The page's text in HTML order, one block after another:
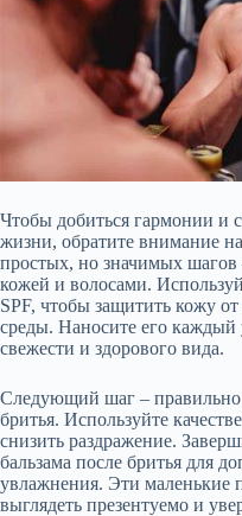
Чтобы добиться гармонии и
жизни, обратите внимание
простых, но значимых шагов
кожей и волосами.
SPF, чтобы защитить кожу
среды. Наносите его каждый
свежести и здорового вида.
Следующий шаг – правильно
бритья. Используйте
снизить раздражение.
бальзама после бритья для
увлажнения. Эти маленькие
выглядеть презентуемо и